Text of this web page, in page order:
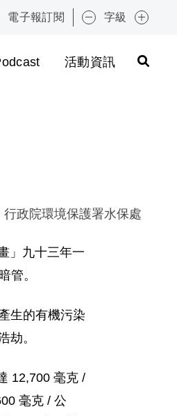
電子報訂閱 字級
活動資訊
:::
行政院環境保護署水保處
」九十三年一
管。
生的有機污染
劫。
12,700 毫克 /
毫克 / 公